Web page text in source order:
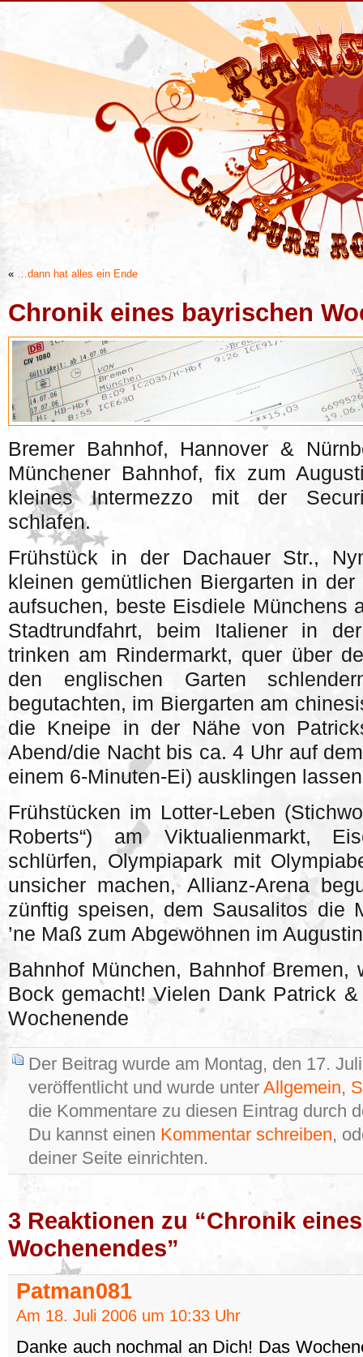
« …dann hat alles ein Ende
Chronik eines bayrischen
Bremer Bahnhof, Hannover &
Münchener Bahnhof, fix zum
kleines Intermezzo mit der
schlafen.
Frühstück in der Dachauer Str.,
kleinen gemütlichen Biergarten in
aufsuchen, beste Eisdiele Münchens
Stadtrundfahrt, beim Italiener in
trinken am Rindermarkt, quer über
den englischen Garten
begutachten, im Biergarten am
die Kneipe in der Nähe von
Abend/die Nacht bis ca. 4 Uhr auf
einem 6-Minuten-Ei) ausklingen
Frühstücken im Lotter-Leben
Roberts“) am Viktualienmarkt,
schlürfen, Olympiapark mit
unsicher machen, Allianz-Arena
zünftig speisen, dem Sausalitos die
’ne Maß zum Abgewöhnen im
Bahnhof München, Bahnhof Bremen,
Bock gemacht! Vielen Dank Patrick
Wochenende
Der Beitrag wurde am Montag, den 17.
veröffentlicht und wurde unter Allgemein,
die Kommentare zu diesen Eintrag durch
Du kannst einen Kommentar schreiben,
deiner Seite einrichten.
3 Reaktionen zu “Chronik
Wochenendes”
Patman081
Am 18. Juli 2006 um 10:33 Uhr
Danke auch nochmal an Dich! Das